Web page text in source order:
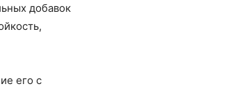
добавок
его с